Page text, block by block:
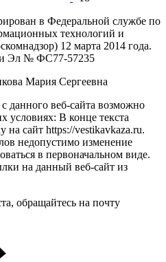
в Федеральной службе по
технологий и
12 марта 2014 года.
Эл № ФС77-57235
Мария Сергеевна
данного веб-сайта возможно
условиях: В конце текста
на сайт https://vestikavkaza.ru.
недопустимо изменение
в первоначальном виде.
на данный веб-сайт из
обращайтесь на почту